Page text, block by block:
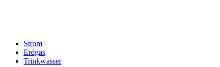
Strom
Erdgas
Trinkwasser